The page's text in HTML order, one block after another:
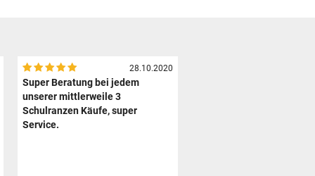
28.10.2020
Super Beratung bei jedem
unserer mittlerweile 3
Schulranzen Käufe, super
Service.